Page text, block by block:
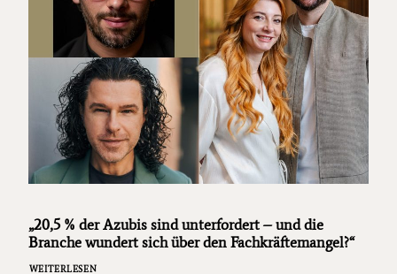
„20,5 % der Azubis sind unterfordert – und die
Branche wundert sich über den Fachkräftemangel?“
WEITERLESEN